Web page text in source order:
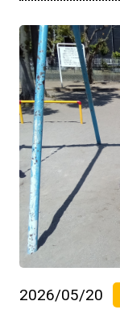
2026/05/20